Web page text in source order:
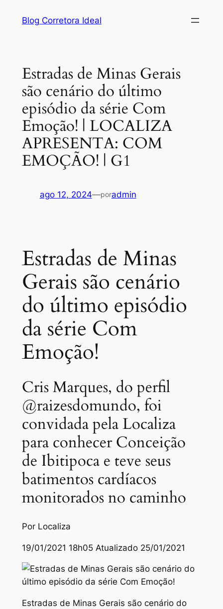
Blog Corretora Ideal
Estradas de Minas Gerais
são cenário do último
episódio da série Com
Emoção! | LOCALIZA
APRESENTA: COM
EMOÇÃO! | G1
ago 12, 2024—poradmin
Estradas de Minas
Gerais são cenário
do último episódio
da série Com
Emoção!
Cris Marques, do perfil
@raizesdomundo, foi
convidada pela Localiza
para conhecer Conceição
de Ibitipoca e teve seus
batimentos cardíacos
monitorados no caminho
Por Localiza
19/01/2021 18h05 Atualizado 25/01/2021
Estradas de Minas Gerais são cenário do